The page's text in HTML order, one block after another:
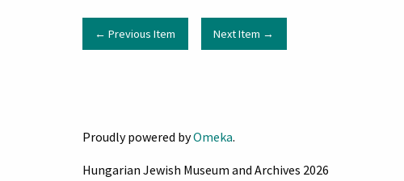
← Previous Item Next Item →
Proudly powered byOmeka.
Hungarian Jewish Museum and Archives 2026